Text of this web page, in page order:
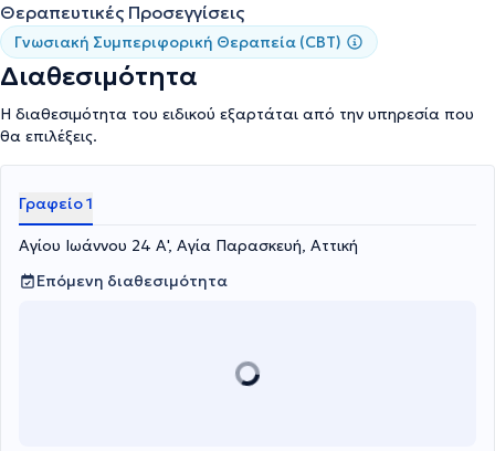
Θεραπευτικές Προσεγγίσεις
Γνωσιακή Συμπεριφορική Θεραπεία (CBT)
Διαθεσιμότητα
Η διαθεσιμότητα του ειδικού εξαρτάται από την υπηρεσία που
θα επιλέξεις.
Γραφείο 1
Αγίου Ιωάννου 24 Α', Αγία Παρασκευή, Αττική
Επόμενη διαθεσιμότητα